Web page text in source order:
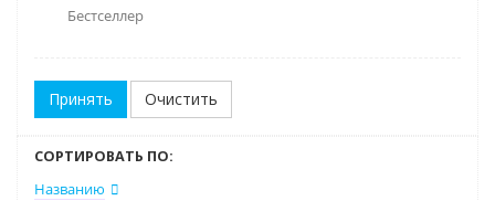
Бестселлер
Очистить
СОРТИРОВАТЬ ПО:
Названию